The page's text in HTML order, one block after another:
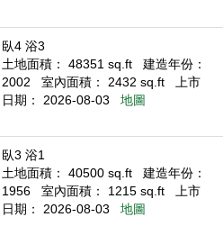
臥4 浴3
土地面積： 48351 sq.ft
建造年份：
2002
室內面積： 2432 sq.ft
上市
日期： 2026-08-03
地圖
臥3 浴1
土地面積： 40500 sq.ft
建造年份：
1956
室內面積： 1215 sq.ft
上市
日期： 2026-08-03
地圖